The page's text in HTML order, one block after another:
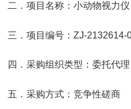
二．项目名称：小动物视力仪
三．项目编号：ZJ-2132614-
四．采购组织类型：委托代理
五．采购方式：竞争性磋商